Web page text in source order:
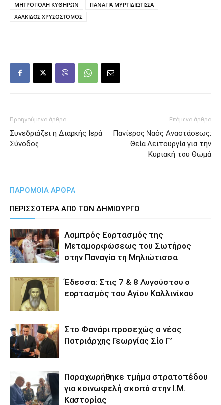
ΜΗΤΡΟΠΟΛΗ ΚΥΘΗΡΩΝ
ΠΑΝΑΓΙΑ ΜΥΡΤΙΔΙΩΤΙΣΣΑ
ΧΑΛΚΙΔΟΣ ΧΡΥΣΟΣΤΟΜΟΣ
Προηγούμενο άρθρο
Συνεδριάζει η Διαρκής Ιερά
Σύνοδος
Επόμενο άρθρο
Πανίερος Ναός Αναστάσεως:
Θεία Λειτουργία για την
Κυριακή του Θωμά
ΠΑΡΟΜΟΙΑ ΑΡΘΡΑ
ΠΕΡΙΣΣΟΤΕΡΑ ΑΠΟ ΤΟΝ ΔΗΜΙΟΥΡΓΟ
Λαμπρός Εορτασμός της
Μεταμορφώσεως του Σωτήρος
στην Παναγία τη Μηλιώτισσα
Έδεσσα: Στις 7 & 8 Αυγούστου ο
εορτασμός του Αγίου Καλλινίκου
Στο Φανάρι προσεχώς ο νέος
Πατριάρχης Γεωργίας Σίο Γ’
Παραχωρήθηκε τμήμα στρατοπέδου
για κοινωφελή σκοπό στην Ι.Μ.
Καστορίας